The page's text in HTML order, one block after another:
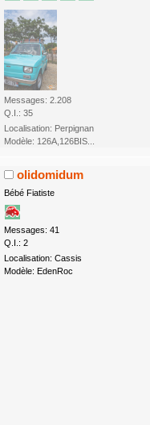
Messages: 2.208
Q.I.: 35
Localisation: Perpignan
Modèle: 126A,126BIS...
olidomidum
Bébé Fiatiste
Messages: 41
Q.I.: 2
Localisation: Cassis
Modèle: EdenRoc